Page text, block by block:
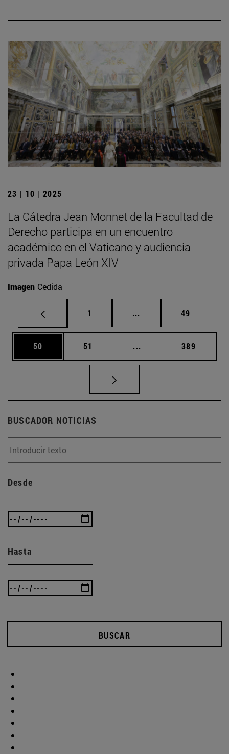
23 | 10 | 2025
La Cátedra Jean Monnet de la Facultad de
Derecho participa en un encuentro
académico en el Vaticano y audiencia
privada Papa León XIV
Imagen Cedida
Página
1 ... Páginas intermedias
Página
49
Página
50 Página
51 ... Páginas intermedias
Página
389
BUSCADOR NOTICIAS
Desde
Hasta
BUSCAR